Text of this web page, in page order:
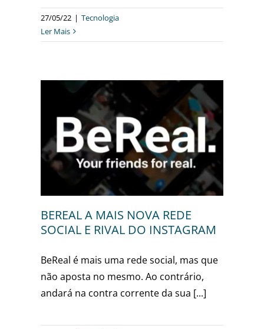
27/05/22 | Tecnologia
Ler Mais
BEREAL A MAIS NOVA REDE
SOCIAL E RIVAL DO INSTAGRAM
BeReal é mais uma rede social, mas que
não aposta no mesmo. Ao contrário,
andará na contra corrente da sua [...]